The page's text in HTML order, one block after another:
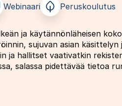
Webinaari Peruskoulutus
ja käytännönläheisen
sujuvan asian
ja hallitset vaativatkin
salassa pidettävää tietoa